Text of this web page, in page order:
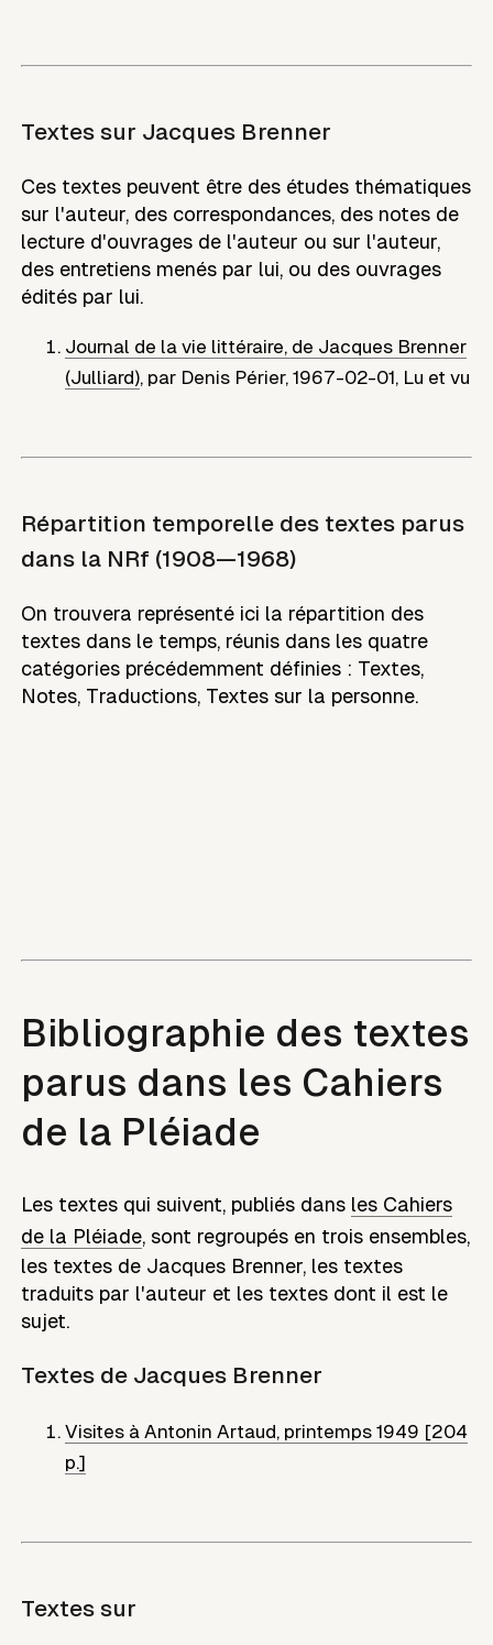
Textes sur Jacques Brenner
Ces textes peuvent être des études thématiques
sur l'auteur, des correspondances, des notes de
lecture d'ouvrages de l'auteur ou sur l'auteur,
des entretiens menés par lui, ou des ouvrages
édités par lui.
Journal de la vie littéraire, de Jacques Brenner
(Julliard), par Denis Périer, 1967-02-01, Lu et vu
Répartition temporelle des textes parus
dans la NRf (1908—1968)
On trouvera représenté ici la répartition des
textes dans le temps, réunis dans les quatre
catégories précédemment définies : Textes,
Notes, Traductions, Textes sur la personne.
Bibliographie des textes
parus dans les Cahiers
de la Pléiade
Les textes qui suivent, publiés dans les Cahiers
de la Pléiade, sont regroupés en trois ensembles,
les textes de Jacques Brenner, les textes
traduits par l'auteur et les textes dont il est le
sujet.
Textes de Jacques Brenner
Visites à Antonin Artaud, printemps 1949 [204
p.]
Textes sur